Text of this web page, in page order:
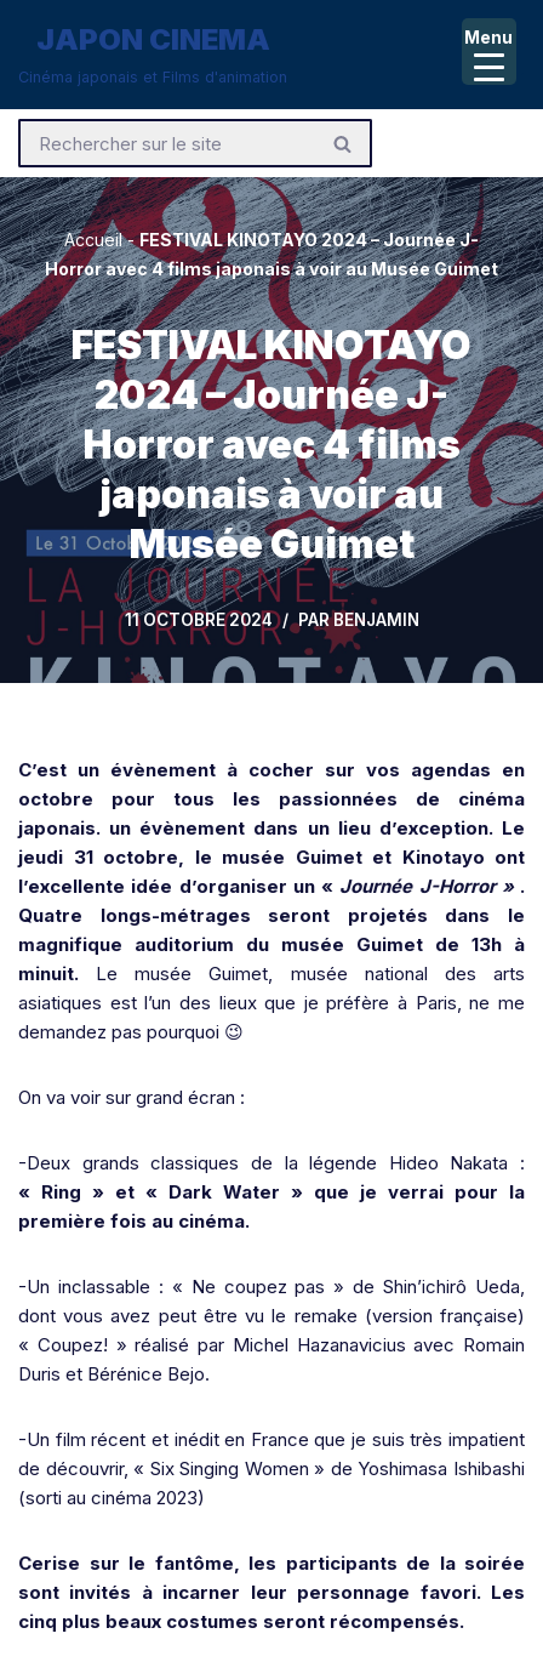
Aller
contenu
JAPON CINEMA
Cinéma japonais et Films d'animation
Accueil-FESTIVAL KINOTAYO 2024 – Journée J-
Horror avec 4 films japonais à voir au Musée Guimet
FESTIVAL KINOTAYO
2024 – Journée J-
Horror avec 4 films
japonais à voir au
Musée Guimet
11 OCTOBRE 2024 PARBENJAMIN
C’est un évènement à cocher sur vos agendas en
octobre pour tous les passionnées de cinéma
japonais. un évènement dans un lieu d’exception. Le
jeudi 31 octobre, le musée Guimet et Kinotayo ont
l’excellente idée d’organiser un « Journée J-Horror » .
Quatre longs-métrages seront projetés dans le
magnifique auditorium du musée Guimet de 13h à
minuit. Le musée Guimet, musée national des arts
asiatiques est l’un des lieux que je préfère à Paris, ne me
demandez pas pourquoi 😉
On va voir sur grand écran :
-Deux grands classiques de la légende Hideo Nakata :
« Ring » et « Dark Water » que je verrai pour la
première fois au cinéma.
-Un inclassable : « Ne coupez pas » de Shin’ichirô Ueda,
dont vous avez peut être vu le remake (version française)
« Coupez! » réalisé par Michel Hazanavicius avec Romain
Duris et Bérénice Bejo.
-Un film récent et inédit en France que je suis très impatient
de découvrir, « Six Singing Women » de Yoshimasa Ishibashi
(sorti au cinéma 2023)
Cerise sur le fantôme, les participants de la soirée
sont invités à incarner leur personnage favori. Les
cinq plus beaux costumes seront récompensés.
Menu